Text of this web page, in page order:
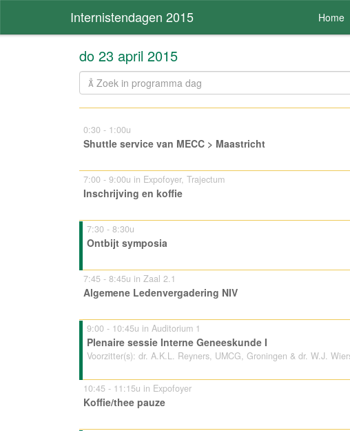
Internistendagen 2015 Home
do 23 april 2015
0:30 - 1:00u
Shuttle service van MECC > Maastricht
7:00 - 9:00u in Expofoyer, Trajectum
Inschrijving en koffie
7:30 - 8:30u
Ontbijt symposia
7:45 - 8:45u in Zaal 2.1
Algemene Ledenvergadering NIV
9:00 - 10:45u in Auditorium 1
Plenaire sessie Interne Geneeskunde I
Voorzitter(s): dr. A.K.L. Reyners, UMCG, Groningen & dr. W.J.
10:45 - 11:15u in Expofoyer
Koffie/thee pauze